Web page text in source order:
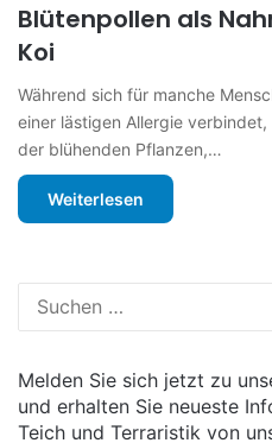
Blütenpollen als
Koi
Während sich für manche
einer lästigen Allergie
der blühenden Pflanzen,…
Weiterlesen
Melden Sie sich jetzt zu
und erhalten Sie neueste
Teich und Terraristik von